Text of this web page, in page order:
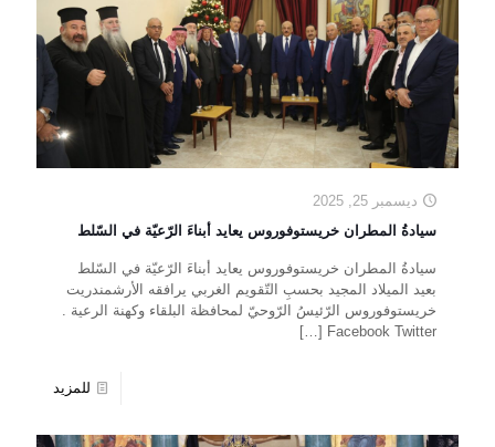
ديسمبر 25, 2025
سيادةُ المطران خريستوفوروس يعايد أبناءَ الرّعيّة في السّلط
سيادةُ المطران خريستوفوروس يعايد أبناءَ الرّعيّة في السّلط
بعيد الميلاد المجيد بحسبِ التّقويم الغربي يرافقه الأرشمندريت
خريستوفوروس الرّئيسُ الرّوحيّ لمحافظة البلقاء وكهنة الرعية .
Facebook Twitter
[…]
للمزيد